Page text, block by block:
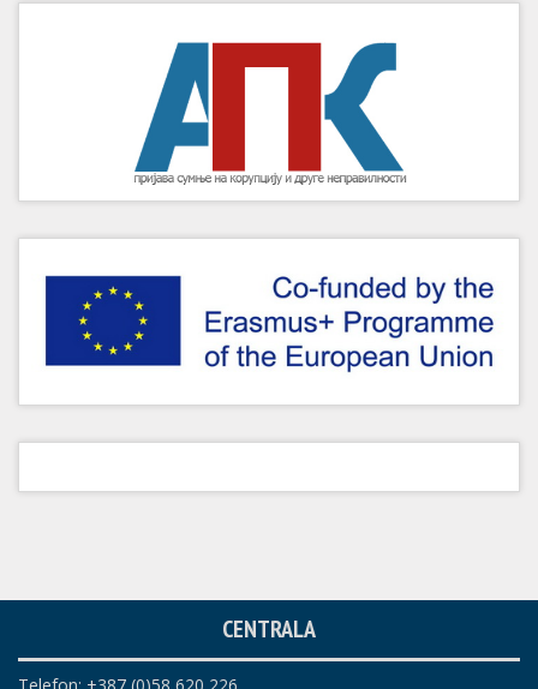
CENTRALA